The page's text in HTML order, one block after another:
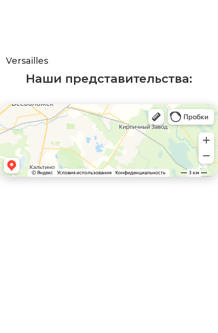
Versailles
Наши представительства: